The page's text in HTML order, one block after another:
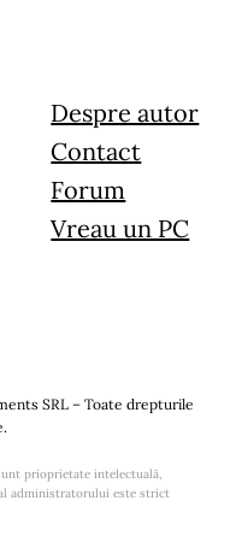
Despre autor
Contact
Forum
Vreau un PC
SRL – Toate drepturile
prioprietate intelectuală,
administratorului este strict